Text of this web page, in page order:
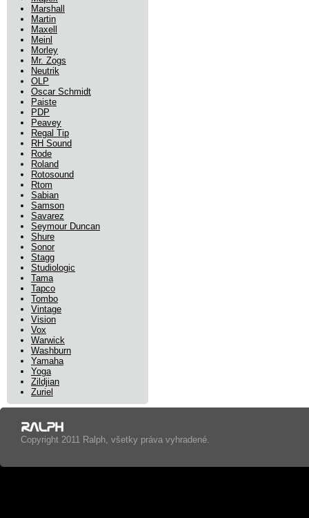
Marshall
Martin
Maxell
Meinl
Morley
Mr. Zogs
Neutrik
OLP
Oscar Schmidt
Paiste
PDP
Peavey
Regal Tip
RH Sound
Rode
Roland
Rotosound
Rtom
Sabian
Samson
Savarez
Seymour Duncan
Shure
Sonor
Stagg
Studiologic
Tama
Tapco
Tombo
Vintage
Vision
Vox
Warwick
Washburn
Yamaha
Yoga
Zildjian
Zuriel
Copyright 2011 Ralph, všetky práva vyhradené.